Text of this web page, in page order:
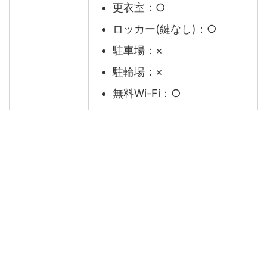
更衣室：○
ロッカー(鍵なし)：○
駐車場：×
駐輪場：×
無料Wi-Fi：○